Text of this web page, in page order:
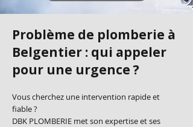
Problème de plomberie à
Belgentier : qui appeler
pour une urgence ?
Vous cherchez une intervention rapide et
fiable ?
DBK PLOMBERIE met son expertise et ses